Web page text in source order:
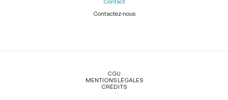
Contactez-nous
Légal
CGU
MENTIONS LÉGALES
CRÉDITS